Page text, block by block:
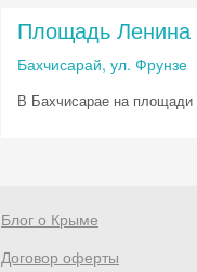
Площадь Ленина
Бахчисарай, ул. Фрунзе
В Бахчисарае на
Блог о Крыме
Договор оферты